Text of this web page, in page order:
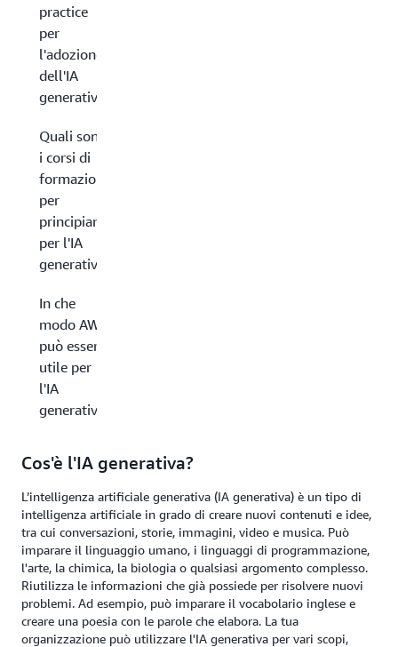
practice
per
l'adozione
dell'IA
generativa?
Quali sono
i corsi di
formazione
per
principianti
per l'IA
generativa?
In che
modo AWS
può essere
utile per
l'IA
generativa?
Cos'è l'IA generativa?
L’intelligenza artificiale generativa (IA generativa) è un tipo di
intelligenza artificiale in grado di creare nuovi contenuti e idee,
tra cui conversazioni, storie, immagini, video e musica. Può
imparare il linguaggio umano, i linguaggi di programmazione,
l'arte, la chimica, la biologia o qualsiasi argomento complesso.
Riutilizza le informazioni che già possiede per risolvere nuovi
problemi. Ad esempio, può imparare il vocabolario inglese e
creare una poesia con le parole che elabora. La tua
organizzazione può utilizzare l'IA generativa per vari scopi,